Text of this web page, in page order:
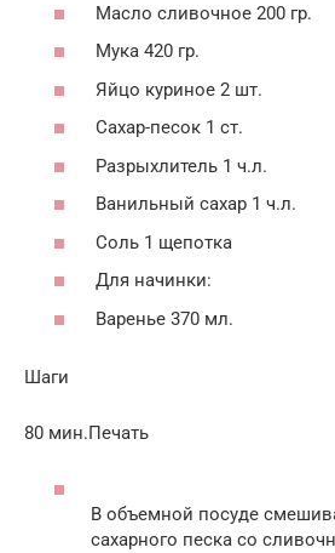
Масло сливочное 200 гр.
Мука 420 гр.
Яйцо куриное 2 шт.
Сахар-песок 1 ст.
Разрыхлитель 1 ч.л.
Ванильный сахар 1 ч.л.
Соль 1 щепотка
Для начинки:
Варенье 370 мл.
Шаги
80 мин.Печать
В объемной посуде
сахарного песка со